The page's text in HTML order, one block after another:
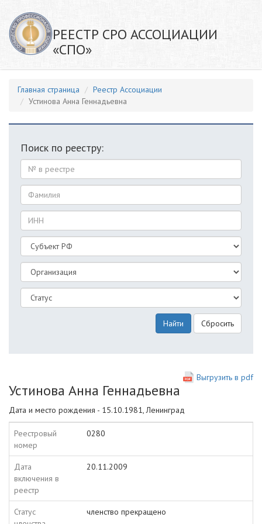
РЕЕСТР СРО АССОЦИАЦИИ
«СПО»
Главная страница
Реестр Ассоциации
Устинова Анна Геннадьевна
Поиск по реестру:
Найти Сбросить
Выгрузить в pdf
Устинова Анна Геннадьевна
Дата и место рождения - 15.10.1981, Ленинград
Реестровый
номер
0280
Дата
включения в
реестр
20.11.2009
Статус
членство прекращено